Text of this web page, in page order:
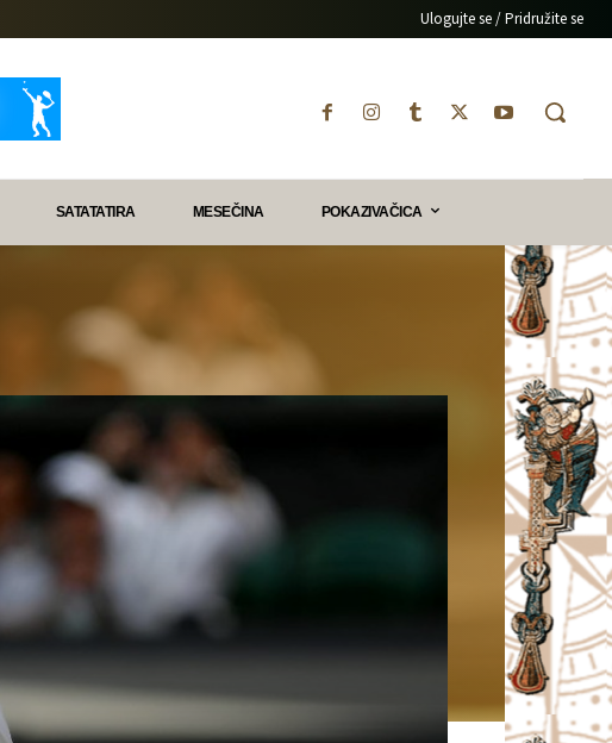
Ulogujte se / Pridružite se
SATATATIRA MESEČINA POKAZIVAČICA